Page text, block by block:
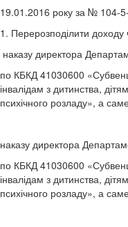
19.01.2016 року за № 104-
1. Перерозподілити доходу
наказу директора
по КБКД 41030600
інвалідам з дитинства,
психічного розладу», а
наказу директора
по КБКД 41030600
інвалідам з дитинства,
психічного розладу», а